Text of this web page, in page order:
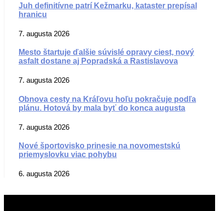
Juh definitívne patrí Kežmarku, kataster prepísal
hranicu
7. augusta 2026
Mesto štartuje ďalšie súvislé opravy ciest, nový
asfalt dostane aj Popradská a Rastislavova
7. augusta 2026
Obnova cesty na Kráľovu hoľu pokračuje podľa
plánu. Hotová by mala byť do konca augusta
7. augusta 2026
Nové športovisko prinesie na novomestskú
priemyslovku viac pohybu
6. augusta 2026